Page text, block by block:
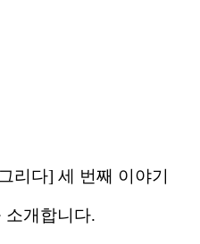
리다] 세 번째 이야기
소개합니다.